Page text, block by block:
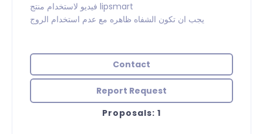
فيديو لاستخدام منتج lipsmart
يجب ان تكون الشفاه ظاهره مع عدم استخدام الروج
Contact
Report Request
Proposals: 1